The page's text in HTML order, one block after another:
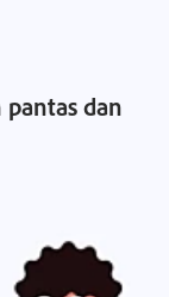
dan